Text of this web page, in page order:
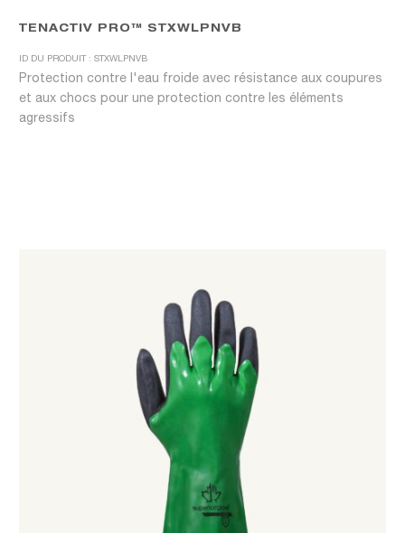
TENACTIV PRO™ STXWLPNVB
ID DU PRODUIT : STXWLPNVB
Protection contre l'eau froide avec résistance aux coupures
et aux chocs pour une protection contre les éléments
agressifs